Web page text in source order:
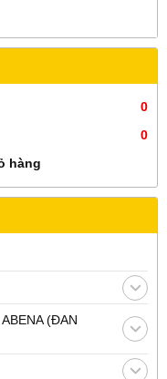
0
0
hàng
(ĐAN